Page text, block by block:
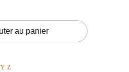
au panier
Z